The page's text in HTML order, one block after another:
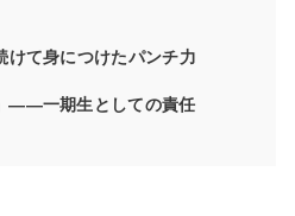
けて身につけたパンチ力
――一期生としての責任